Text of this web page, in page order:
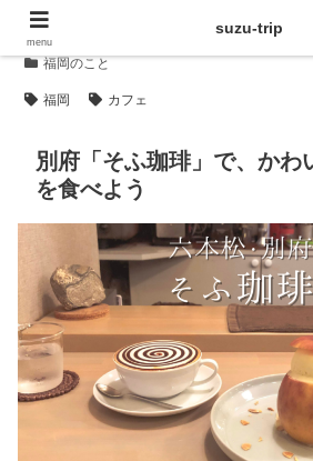
福岡のこと
福岡 カフェ
別府「そふ珈琲」で、かわ
を食べよう
menu
suzu-trip